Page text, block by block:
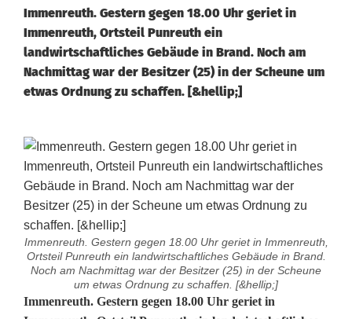
Immenreuth. Gestern gegen 18.00 Uhr geriet in
Immenreuth, Ortsteil Punreuth ein
landwirtschaftliches Gebäude in Brand. Noch am
Nachmittag war der Besitzer (25) in der Scheune um
etwas Ordnung zu schaffen. [&hellip;]
Immenreuth. Gestern gegen 18.00 Uhr geriet in Immenreuth,
Ortsteil Punreuth ein landwirtschaftliches Gebäude in Brand.
Noch am Nachmittag war der Besitzer (25) in der Scheune
um etwas Ordnung zu schaffen. [&hellip;]
S
Immenreuth. Gestern gegen 18.00 Uhr geriet in